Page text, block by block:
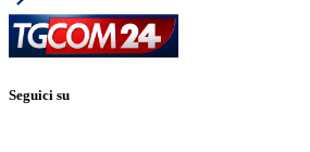
Seguici su